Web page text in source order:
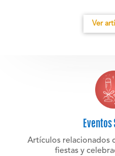
Ver
Artículos relacionados
fiestas y